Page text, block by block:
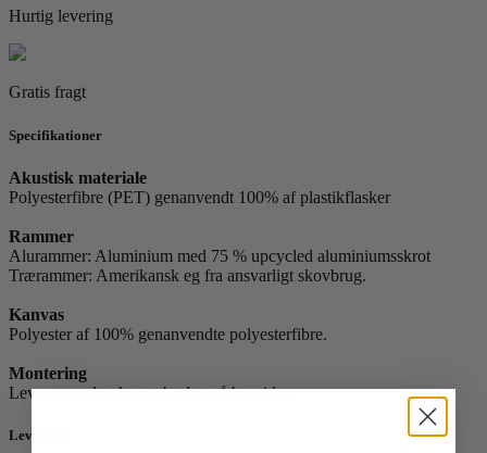
Hurtig levering
Gratis fragt
Specifikationer
Akustisk materiale
Polyesterfibre (PET) genanvendt 100% af plastikflasker
Rammer
Alurammer: Aluminium med 75 % upcycled aluminiumsskrot
Trærammer: Amerikansk eg fra ansvarligt skovbrug.
Kanvas
Polyester af 100% genanvendte polyesterfibre.
Montering
Leveres med ophængsbeslag på bagsiden
Levering